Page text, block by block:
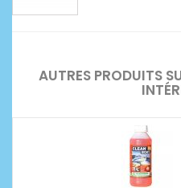
AUTRES PRODUITS